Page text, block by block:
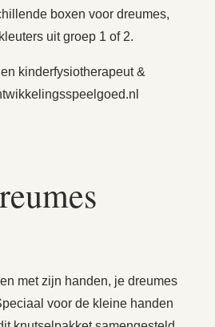
boxen voor dreumes,
uit groep 1 of 2.
kinderfysiotherapeut &
met zijn handen, je dreumes
voor de kleine handen